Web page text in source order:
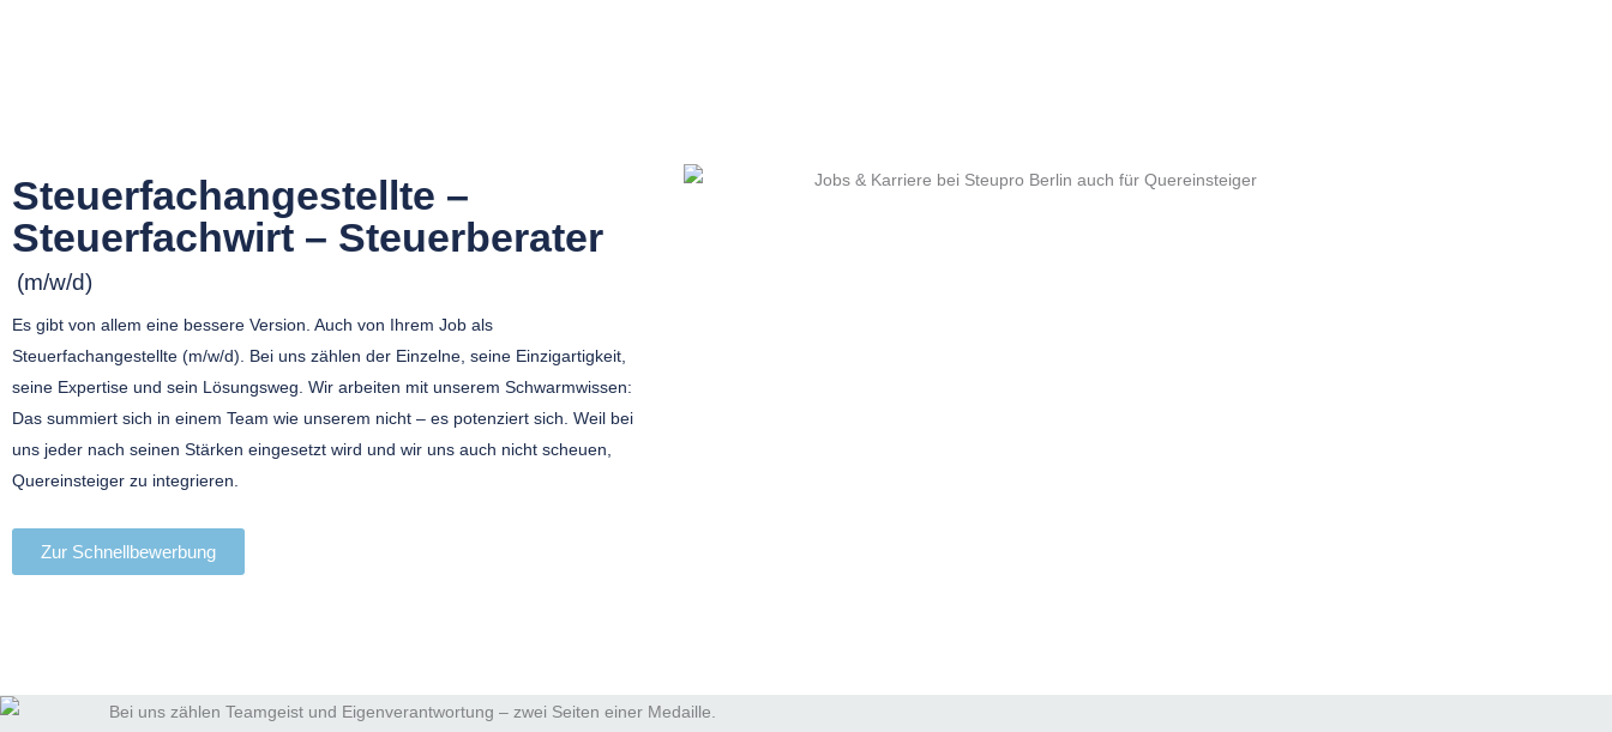
Steuerfachangestellte –
Steuerfachwirt – Steuerberater
(m/w/d)
Es gibt von allem eine bessere Version. Auch von Ihrem Job als
Steuerfachangestellte (m/w/d). Bei uns zählen der Einzelne, seine Einzigartigkeit,
seine Expertise und sein Lösungsweg. Wir arbeiten mit unserem Schwarmwissen:
Das summiert sich in einem Team wie unserem nicht – es potenziert sich. Weil bei
uns jeder nach seinen Stärken eingesetzt wird und wir uns auch nicht scheuen,
Quereinsteiger zu integrieren.
Zur Schnellbewerbung